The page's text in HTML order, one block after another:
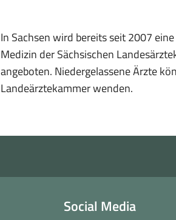
In Sachsen wird bereits seit 2007
Medizin der Sächsischen
angeboten. Niedergelassene Ärzte
Landeärztekammer wenden.
Social Media